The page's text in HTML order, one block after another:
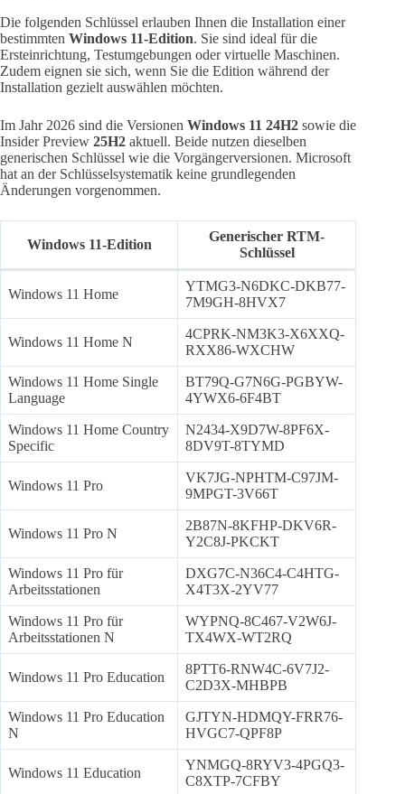
Die folgenden Schlüssel erlauben Ihnen die Installation einer
bestimmten Windows 11-Edition. Sie sind ideal für die
Ersteinrichtung, Testumgebungen oder virtuelle Maschinen.
Zudem eignen sie sich, wenn Sie die Edition während der
Installation gezielt auswählen möchten.
Im Jahr 2026 sind die Versionen Windows 11 24H2 sowie die
Insider Preview 25H2 aktuell. Beide nutzen dieselben
generischen Schlüssel wie die Vorgängerversionen. Microsoft
hat an der Schlüsselsystematik keine grundlegenden
Änderungen vorgenommen.
Windows 11-Edition
Generischer RTM-
Schlüssel
Windows 11 Home
YTMG3-N6DKC-DKB77-
7M9GH-8HVX7
Windows 11 Home N
4CPRK-NM3K3-X6XXQ-
RXX86-WXCHW
Windows 11 Home Single
Language
BT79Q-G7N6G-PGBYW-
4YWX6-6F4BT
Windows 11 Home Country
Specific
N2434-X9D7W-8PF6X-
8DV9T-8TYMD
Windows 11 Pro
VK7JG-NPHTM-C97JM-
9MPGT-3V66T
Windows 11 Pro N
2B87N-8KFHP-DKV6R-
Y2C8J-PKCKT
Windows 11 Pro für
Arbeitsstationen
DXG7C-N36C4-C4HTG-
X4T3X-2YV77
Windows 11 Pro für
Arbeitsstationen N
WYPNQ-8C467-V2W6J-
TX4WX-WT2RQ
Windows 11 Pro Education
8PTT6-RNW4C-6V7J2-
C2D3X-MHBPB
Windows 11 Pro Education
N
GJTYN-HDMQY-FRR76-
HVGC7-QPF8P
Windows 11 Education
YNMGQ-8RYV3-4PGQ3-
C8XTP-7CFBY